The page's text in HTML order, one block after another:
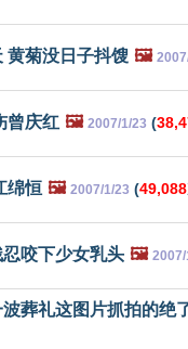
黄菊没日子抖馊 🖼️
曾庆红 🖼️ 2007/1/23 (
绵恒 🖼️ 2007/1/23 (49,088
咬下少女乳头 🖼️ 2007/
葬礼这图片抓拍的绝